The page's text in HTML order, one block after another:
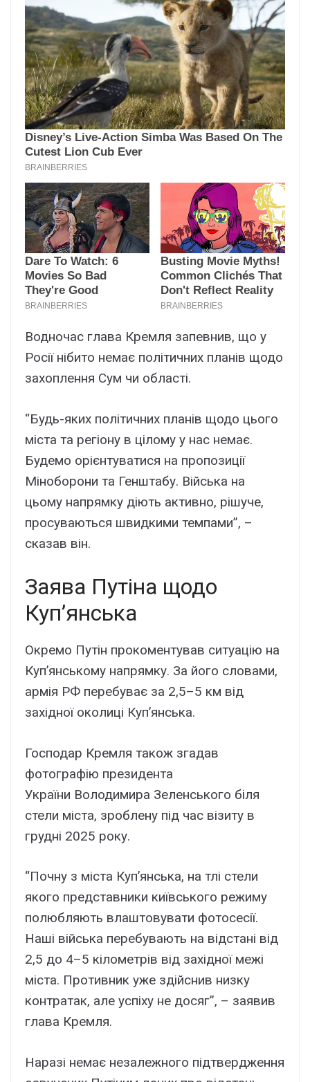
Водночас глава Кремля запевнив, що у
Росії нібито немає політичних планів щодо
захоплення Сум чи області.
“Будь-яких політичних планів щодо цього
міста та регіону в цілому у нас немає.
Будемо орієнтуватися на пропозиції
Міноборони та Генштабу. Війська на
цьому напрямку діють активно, рішуче,
просуваються швидкими темпами”, –
сказав він.
Заява Путіна щодо
Куп’янська
Окремо Путін прокоментував ситуацію на
Куп’янському напрямку. За його словами,
армія РФ перебуває за 2,5–5 км від
західної околиці Куп’янська.
Господар Кремля також згадав
фотографію президента
України Володимира Зеленського біля
стели міста, зроблену під час візиту в
грудні 2025 року.
“Почну з міста Куп’янська, на тлі стели
якого представники київського режиму
полюбляють влаштовувати фотосесії.
Наші війська перебувають на відстані від
2,5 до 4–5 кілометрів від західної межі
міста. Противник уже здійснив низку
контратак, але успіху не досяг”, – заявив
глава Кремля.
Наразі немає незалежного підтвердження